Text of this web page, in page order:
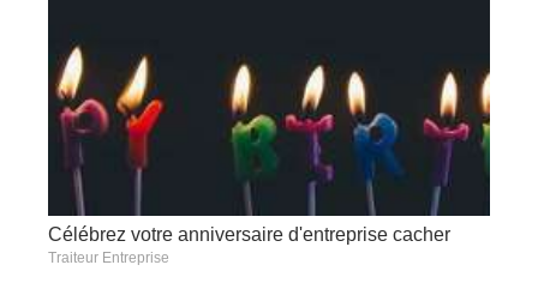
Célébrez votre anniversaire d'entreprise cacher
Traiteur Entreprise